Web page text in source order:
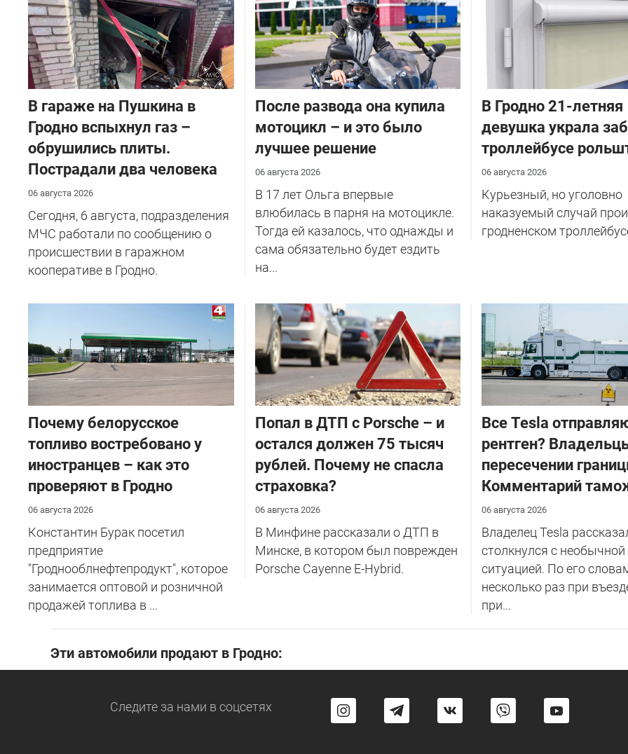
В гараже на Пушкина в
Гродно вспыхнул газ –
обрушились плиты.
Пострадали два человека
06 августа 2026
Сегодня, 6 августа, подразделения
МЧС работали по сообщению о
происшествии в гаражном
кооперативе в Гродно.
После развода она купила
мотоцикл – и это было
лучшее решение
06 августа 2026
В 17 лет Ольга впервые
влюбилась в парня на мотоцикле.
Тогда ей казалось, что однажды и
сама обязательно будет ездить
на...
В Гродно 21-летняя
девушка украла
троллейбусе
06 августа 2026
Курьезный, но уголовно
наказуемый случай
гродненском
Почему белорусское
топливо востребовано у
иностранцев – как это
проверяют в Гродно
06 августа 2026
Константин Бурак посетил
предприятие
"Гроднооблнефтепродукт", которое
занимается оптовой и розничной
продажей топлива в ...
​Попал в ДТП с Porsche – и
остался должен 75 тысяч
рублей. Почему не спасла
страховка?
06 августа 2026
В Минфине рассказали о ДТП в
Минске, в котором был поврежден
Porsche Cayenne E-Hybrid.
Все Tesla
рентген?
пересечении
Комментарий
06 августа 2026
Владелец Tesla
столкнулся с необычной
ситуацией. По его
несколько раз при
при...
Эти автомобили продают в Гродно:
Следите за нами в соцсетях